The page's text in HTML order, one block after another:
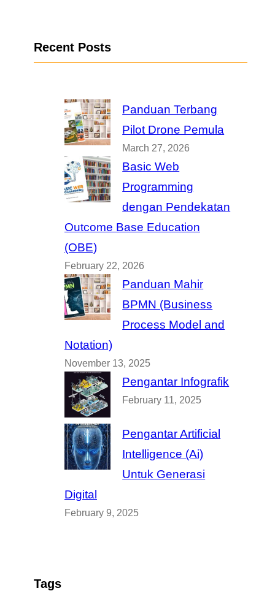
Recent Posts
Panduan Terbang
Pilot Drone Pemula
March 27, 2026
Basic Web
Programming
dengan Pendekatan
Outcome Base Education
(OBE)
February 22, 2026
Panduan Mahir
BPMN (Business
Process Model and
Notation)
November 13, 2025
Pengantar Infografik
February 11, 2025
Pengantar Artificial
Intelligence (Ai)
Untuk Generasi
Digital
February 9, 2025
Tags